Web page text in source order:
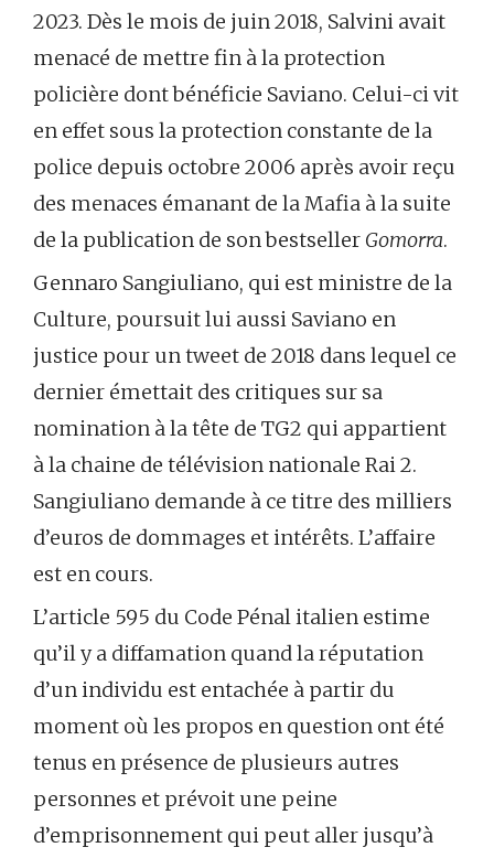
2023. Dès le mois de juin 2018, Salvini avait
menacé de mettre fin à la protection
policière dont bénéficie Saviano. Celui-ci vit
en effet sous la protection constante de la
police depuis octobre 2006 après avoir reçu
des menaces émanant de la Mafia à la suite
de la publication de son bestseller Gomorra.
Gennaro Sangiuliano, qui est ministre de la
Culture, poursuit lui aussi Saviano en
justice pour un tweet de 2018 dans lequel ce
dernier émettait des critiques sur sa
nomination à la tête de TG2 qui appartient
à la chaine de télévision nationale Rai 2.
Sangiuliano demande à ce titre des milliers
d’euros de dommages et intérêts. L’affaire
est en cours.
L’article 595 du Code Pénal italien estime
qu’il y a diffamation quand la réputation
d’un individu est entachée à partir du
moment où les propos en question ont été
tenus en présence de plusieurs autres
personnes et prévoit une peine
d’emprisonnement qui peut aller jusqu’à